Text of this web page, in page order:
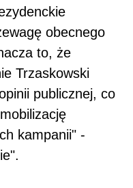
obecnego
to, że
Trzaskowski
publicznej, co
kampanii" -